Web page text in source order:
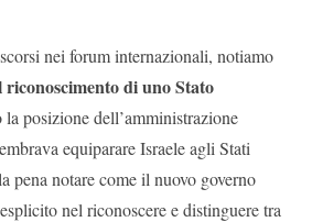
nei forum internazionali, notiamo
di uno Stato
la posizione dell’amministrazione
equiparare Israele agli Stati
pena notare come il nuovo governo
nel riconoscere e distinguere tra